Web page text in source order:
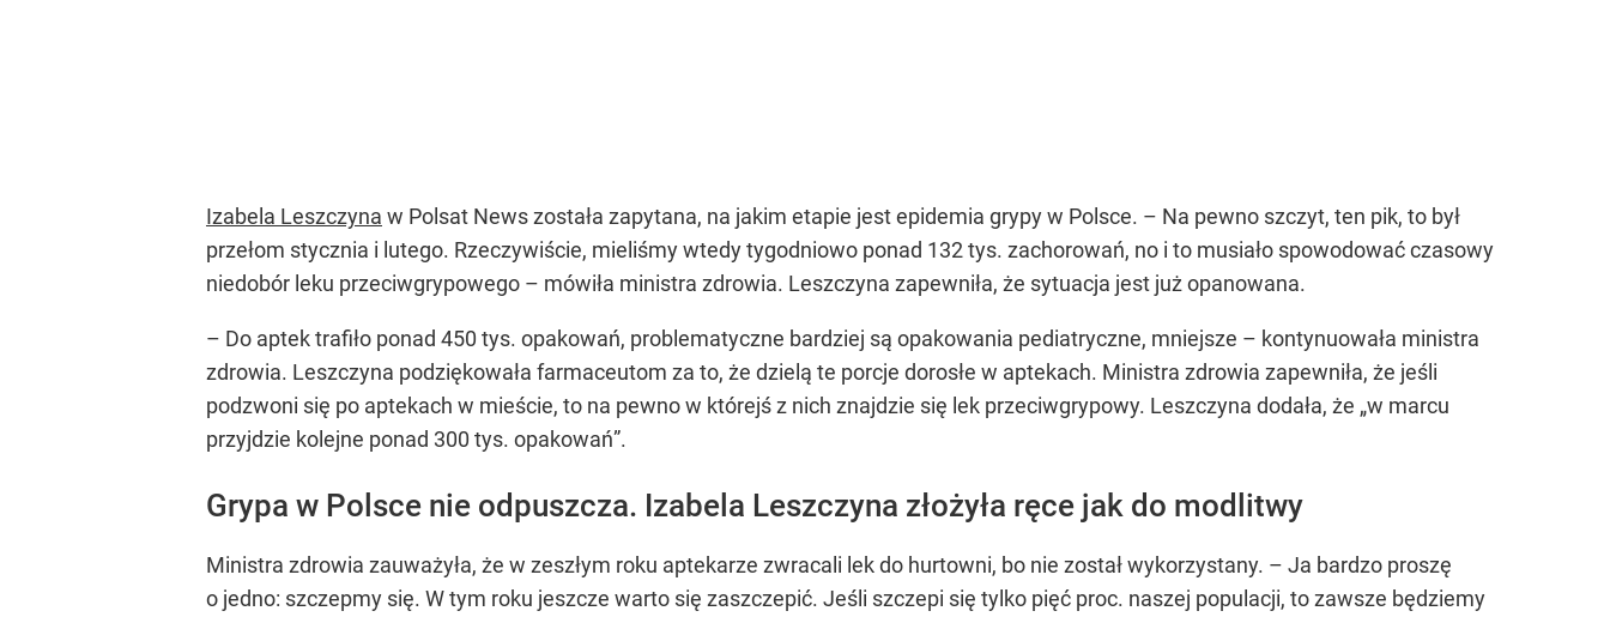
Izabela Leszczyna w Polsat News została zapytana, na jakim etapie jest epidemia grypy w Polsce. – Na pewno szczyt, ten pik, to był
przełom stycznia i lutego. Rzeczywiście, mieliśmy wtedy tygodniowo ponad 132 tys. zachorowań, no i to musiało spowodować czasowy
niedobór leku przeciwgrypowego – mówiła ministra zdrowia. Leszczyna zapewniła, że sytuacja jest już opanowana.
– Do aptek trafiło ponad 450 tys. opakowań, problematyczne bardziej są opakowania pediatryczne, mniejsze – kontynuowała ministra
zdrowia. Leszczyna podziękowała farmaceutom za to, że dzielą te porcje dorosłe w aptekach. Ministra zdrowia zapewniła, że jeśli
podzwoni się po aptekach w mieście, to na pewno w którejś z nich znajdzie się lek przeciwgrypowy. Leszczyna dodała, że „w marcu
przyjdzie kolejne ponad 300 tys. opakowań”.
Grypa w Polsce nie odpuszcza. Izabela Leszczyna złożyła ręce jak do modlitwy
Ministra zdrowia zauważyła, że w zeszłym roku aptekarze zwracali lek do hurtowni, bo nie został wykorzystany. – Ja bardzo proszę
o jedno: szczepmy się. W tym roku jeszcze warto się zaszczepić. Jeśli szczepi się tylko pięć proc. naszej populacji, to zawsze będziemy